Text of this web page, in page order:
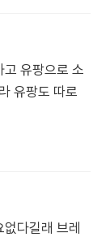
유팡으로 소
유팡도 따로
다길래 브레